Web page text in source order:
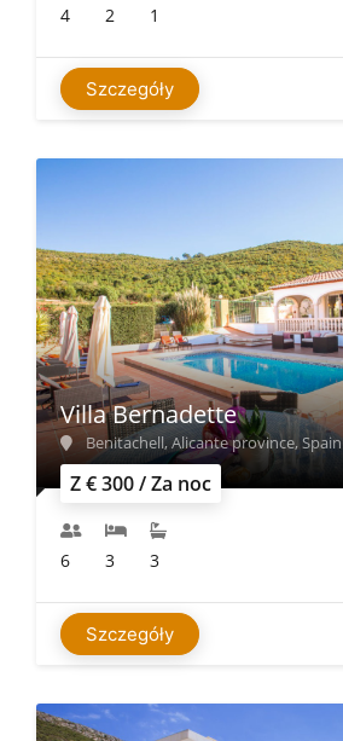
4 2 1
Szczegóły
Z € 300 / Za noc
Villa Bernadette
Benitachell, Alicante province, Spain
6 3 3
Szczegóły